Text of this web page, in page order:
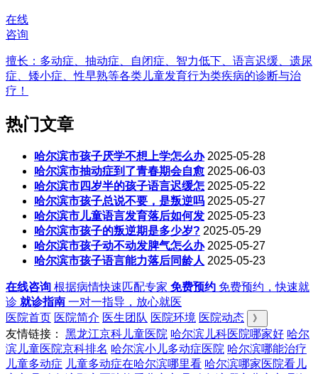
在线
咨询
擅长：多动症、抽动症、自闭症、智力低下、语言迟缓、遗尿
症、矮小症、性早熟等各类儿童发育行为类疾病的诊断与治
疗！
热门文章
哈尔滨市孩子厌学不想上学怎么办 2025-05-28
哈尔滨市抽动症到了青春期会自愈 2025-06-03
哈尔滨市四岁半的孩子语言迟缓怎 2025-05-22
哈尔滨市孩子总说不要，是叛逆吗 2025-05-27
哈尔滨市儿童语言发育落后如何发 2025-05-23
哈尔滨市孩子的叛逆期是多少岁? 2025-05-29
哈尔滨市孩子动不动发脾气怎么办 2025-05-27
哈尔滨市孩子语言能力落后同龄人 2025-05-23
在线咨询 根据病情快速匹配专家 免费预约 免费预约，快速就
诊 就诊指南 一对一指导，放心就医
医院首页 医院简介 医生团队 医院环境 医院动态 》
友情链接： 黑龙江京科儿童医院 哈尔滨儿科医院哪家好 哈尔
滨儿童医院京科排名 哈尔滨小儿多动症医院 哈尔滨哪能治疗
儿童多动症 儿童多动症在哈尔滨哪里看 哈尔滨哪家医院看儿